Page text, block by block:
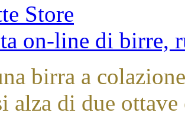
Store
on-line di birre,
birra a
alza di due